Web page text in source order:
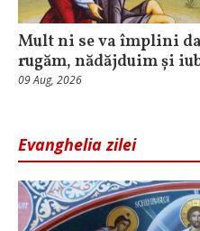
Mult ni se va împlini
rugăm, nădăjduim și
09 Aug, 2026
Evanghelia zilei